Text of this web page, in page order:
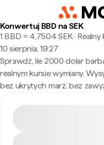
Konwertuj BBD na SEK
1 BBD ≈ 4,7504 SEK ·
10 sierpnia, 19:27
Sprawdź, ile 2000 dolar
realnym kursie wymiany.
bez ukrytych marż, bez